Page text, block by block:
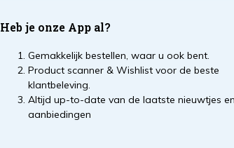
Heb je onze App al?
Gemakkelijk bestellen, waar u ook bent.
Product scanner & Wishlist voor de beste
klantbeleving.
Altijd up-to-date van de laatste nieuwtjes en
aanbiedingen